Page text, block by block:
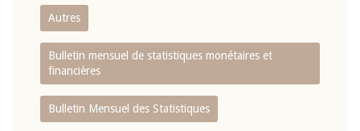
Autres
Bulletin mensuel de statistiques monétaires et
financières
Bulletin Mensuel des Statistiques